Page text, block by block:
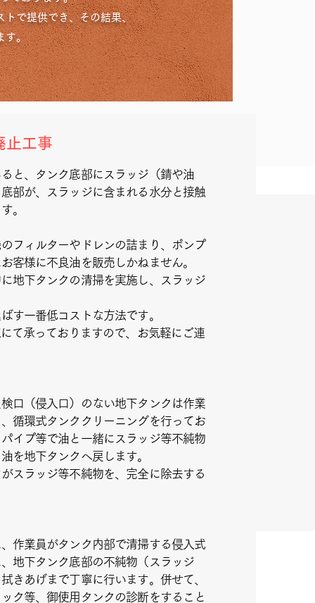
で提供でき、その結果、
す。
止工事
と、タンク底部にスラッジ（錆や油
部が、スラッジに含まれる水分と接触
。
フィルターやドレンの詰まり、ポンプ
客様に不良油を販売しかねません。
地下タンクの清掃を実施し、スラッジ
す一番低コストな方法です。
て承っておりますので、お気軽にご連
口（侵入口）のない地下タンクは作業
循環式タンククリーニングを行ってお
イプ等で油と一緒にスラッジ等不純物
を地下タンクへ戻します。
スラッジ等不純物を、完全に除去する
作業員がタンク内部で清掃する侵入式
地下タンク底部の不純物（スラッジ
きあげまで丁寧に行います。併せて、
ク等、御使用タンクの診断をすること